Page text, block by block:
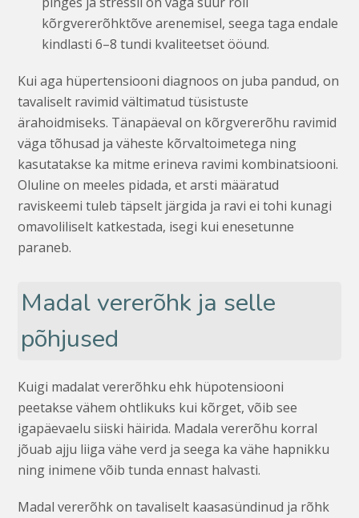
kõrgvererõhktõve arenemisel, seega taga endale
kindlasti 6–8 tundi kvaliteetset ööund.
Kui aga hüpertensiooni diagnoos on juba pandud, on
tavaliselt ravimid vältimatud tüsistuste
ärahoidmiseks. Tänapäeval on kõrgvererõhu ravimid
väga tõhusad ja väheste kõrvaltoimetega ning
kasutatakse ka mitme erineva ravimi kombinatsiooni.
Oluline on meeles pidada, et arsti määratud
raviskeemi tuleb täpselt järgida ja ravi ei tohi kunagi
omavoliliselt katkestada, isegi kui enesetunne
paraneb.
Madal vererõhk ja selle
põhjused
Kuigi madalat vererõhku ehk hüpotensiooni
peetakse vähem ohtlikuks kui kõrget, võib see
igapäevaelu siiski häirida. Madala vererõhu korral
jõuab ajju liiga vähe verd ja seega ka vähe hapnikku
ning inimene võib tunda ennast halvasti.
Madal vererõhk on tavaliselt kaasasündinud ja rõhk